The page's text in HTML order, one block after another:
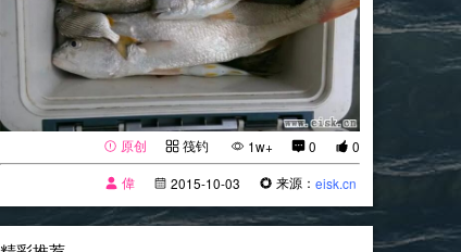
原创 筏钓 1w+ 0
0
偉
2015-10-03 来源：eisk.cn